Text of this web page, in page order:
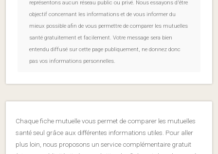
représentons aucun réseau public ou privé. Nous essayons d'être
objectif concernant les informations et de vous informer du
mieux possible afin de vous permettre de comparer les mutuelles
santé gratuitement et facilement. Votre message sera bien
entendu diffusé sur cette page publiquement, ne donnez donc
pas vos informations personnelles.
Chaque fiche mutuelle vous permet de comparer les mutuelles
santé seul grâce aux différentes informations utiles. Pour aller
plus loin, nous proposons un service complémentaire gratuit